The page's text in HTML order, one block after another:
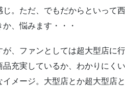
。ただ、でもだからといって
、悩みます・・・
、ファンとしては超大型店に
充実しているか、わかりにく
イメージ。大型店とか超大型店